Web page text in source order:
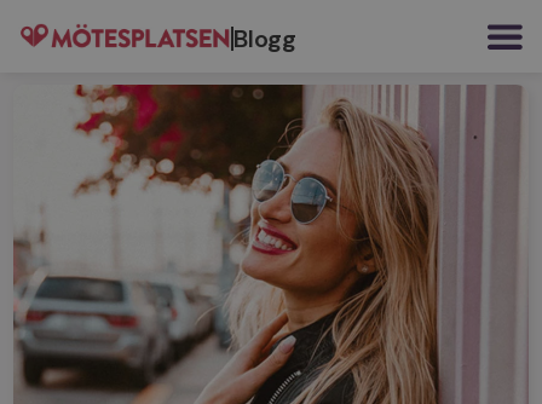
Blogg